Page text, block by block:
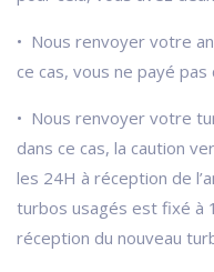
• Nous renvoyer votre
ce cas, vous ne payé pas
• Nous renvoyer votre
dans ce cas, la caution
les 24H à réception de
turbos usagés est fixé à
réception du nouveau